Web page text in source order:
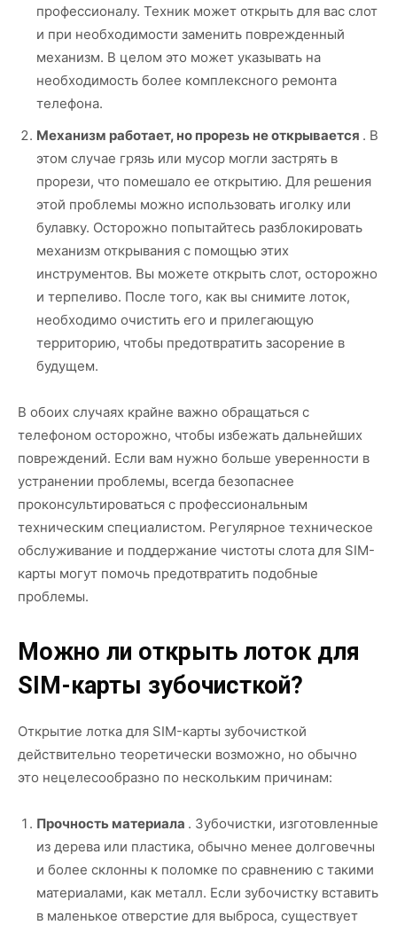
профессионалу. Техник может открыть для вас слот
и при необходимости заменить поврежденный
механизм. В целом это может указывать на
необходимость более комплексного ремонта
телефона.
Механизм работает, но прорезь не открывается . В
этом случае грязь или мусор могли застрять в
прорези, что помешало ее открытию. Для решения
этой проблемы можно использовать иголку или
булавку. Осторожно попытайтесь разблокировать
механизм открывания с помощью этих
инструментов. Вы можете открыть слот, осторожно
и терпеливо. После того, как вы снимите лоток,
необходимо очистить его и прилегающую
территорию, чтобы предотвратить засорение в
будущем.
В обоих случаях крайне важно обращаться с
телефоном осторожно, чтобы избежать дальнейших
повреждений. Если вам нужно больше уверенности в
устранении проблемы, всегда безопаснее
проконсультироваться с профессиональным
техническим специалистом. Регулярное техническое
обслуживание и поддержание чистоты слота для SIM-
карты могут помочь предотвратить подобные
проблемы.
Можно ли открыть лоток для
SIM-карты зубочисткой?
Открытие лотка для SIM-карты зубочисткой
действительно теоретически возможно, но обычно
это нецелесообразно по нескольким причинам:
Прочность материала . Зубочистки, изготовленные
из дерева или пластика, обычно менее долговечны
и более склонны к поломке по сравнению с такими
материалами, как металл. Если зубочистку вставить
в маленькое отверстие для выброса, существует